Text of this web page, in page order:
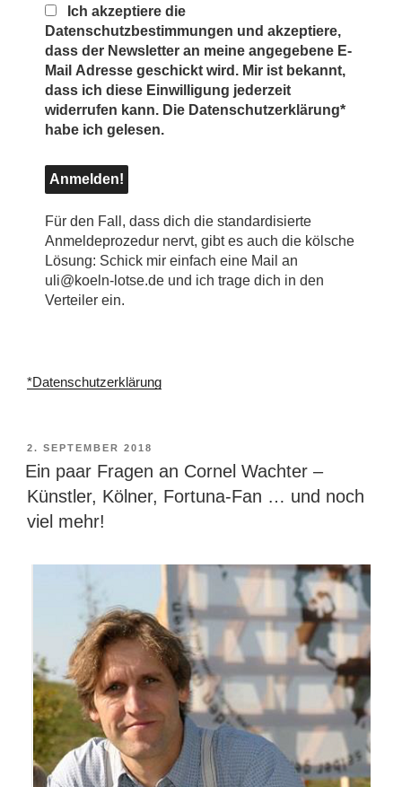
Ich akzeptiere die
Datenschutzbestimmungen und akzeptiere,
dass der Newsletter an meine angegebene E-
Mail Adresse geschickt wird. Mir ist bekannt,
dass ich diese Einwilligung jederzeit
widerrufen kann. Die Datenschutzerklärung*
habe ich gelesen.
Für den Fall, dass dich die standardisierte
Anmeldeprozedur nervt, gibt es auch die kölsche
Lösung: Schick mir einfach eine Mail an
uli@koeln-lotse.de und ich trage dich in den
Verteiler ein.
*Datenschutzerklärung
VERÖFFENTLICHT
AM
2. SEPTEMBER 2018
Ein paar Fragen an Cornel Wachter –
Künstler, Kölner, Fortuna-Fan … und noch
viel mehr!